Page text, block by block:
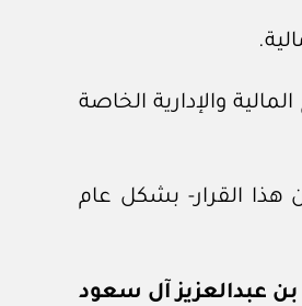
والإدارية الخاصة
هذا القرار- بشكل عام
عبدالعزيز آل سعود